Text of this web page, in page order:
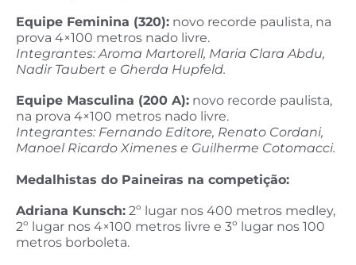
Equipe Feminina (320): novo recorde paulista, na
prova 4×100 metros nado livre.
Integrantes: Aroma Martorell, Maria Clara Abdu,
Nadir Taubert e Gherda Hupfeld.
Equipe Masculina (200 A): novo recorde paulista,
na prova 4×100 metros nado livre.
Integrantes: Fernando Editore, Renato Cordani,
Manoel Ricardo Ximenes e Guilherme Cotomacci.
Medalhistas do Paineiras na competição:
Adriana Kunsch: 2º lugar nos 400 metros medley,
2º lugar nos 4×100 metros livre e 3º lugar nos 100
metros borboleta.